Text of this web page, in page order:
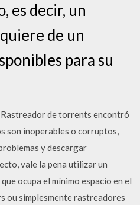
es decir, un
de un
para su
de torrents encontró
son inoperables o corruptos,
y descargar
vale la pena utilizar un
ocupa el mínimo espacio en el
ou simplesmente rastreadores